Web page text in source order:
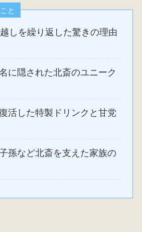
と
しを繰り返した驚きの理由
に隠された北斎のユニーク
活した特製ドリンクと甘党
孫など北斎を支えた家族の